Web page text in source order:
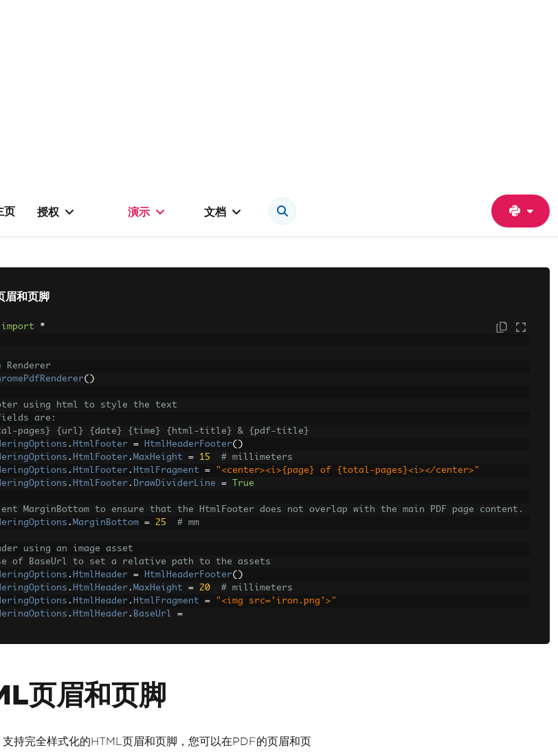
页 授权 演示 文档
眉和页脚
import
*
()
using html to style the text
are:
pages} {url} {date} {time} {html-title} & {pdf-title}
. HtmlFooter = HtmlHeaderFooter()
. HtmlFooter . MaxHeight = 15
# millimeters
. HtmlFooter . HtmlFragment =
"<center><i>{page} of {total-pages}<i></center>"
. HtmlFooter . DrawDividerLine = True
MarginBottom to ensure that the HtmlFooter does not overlap with the main PDF page content.
. MarginBottom = 25 # mm
using an image asset
of BaseUrl to set a relative path to the assets
. HtmlHeader = HtmlHeaderFooter()
. HtmlHeader . MaxHeight = 20
# millimeters
. HtmlHeader . HtmlFragment =
"<img src='iron.png'>"
. HtmlHeader . BaseUrl
=
页眉和页脚
持完全样式化的HTML页眉和页脚，您可以在PDF的页眉和页